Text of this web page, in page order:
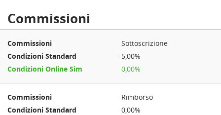
Commissioni
Sottoscrizione
5,00%
0,00%
Rimborso
0,00%